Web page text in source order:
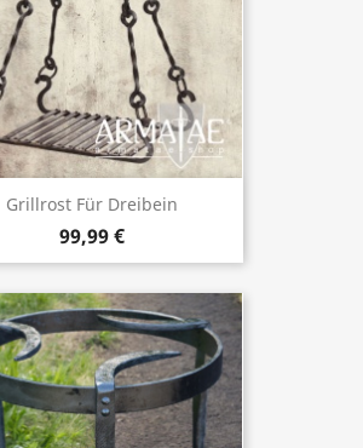
Grillrost Für Dreibein
99,99 €